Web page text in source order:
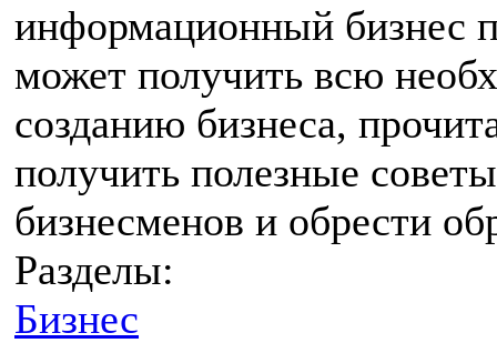
информационный бизнес
может получить всю
созданию бизнеса,
получить полезные
бизнесменов и обрести
Разделы:
Бизнес